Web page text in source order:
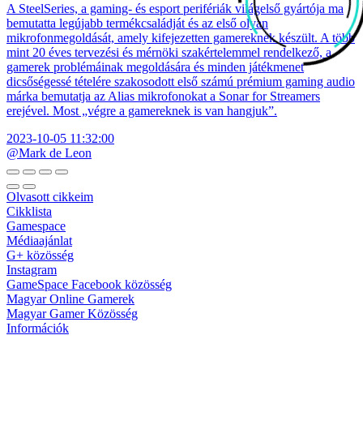
A SteelSeries, a gaming- és esport perifériák világelső gyártója ma
bemutatta legújabb termékcsaládját és az első olyan
mikrofonmegoldását, amely kifejezetten gamereknek készült. A több
mint 20 éves tervezési és mérnöki szakértelemmel rendelkező, a
gamerek problémáinak megoldására és minden játékmenet
dicsőségessé tételére szakosodott első számú prémium gaming audio
márka bemutatja az Alias mikrofonokat a Sonar for Streamers
erejével. Most „végre a gamereknek is van hangjuk”.
2023-10-05 11:32:00
@Mark de Leon
Olvasott cikkeim
Cikklista
Gamespace
Médiaajánlat
G+ közösség
Instagram
GameSpace Facebook közösség
Magyar Online Gamerek
Magyar Gamer Közösség
Információk